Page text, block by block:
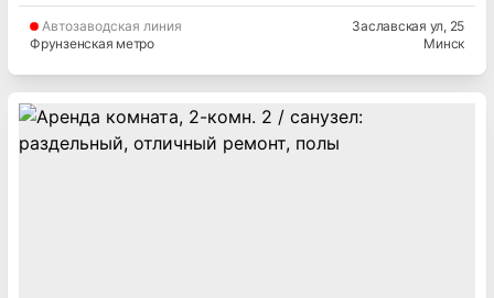
Автозаводская линия
Фрунзенская метро
Заславская ул, 25
Минск